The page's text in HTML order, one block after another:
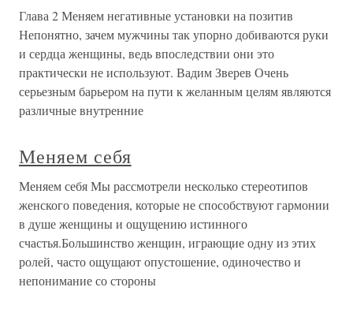
Глава 2 Меняем негативные установки на позитив
Непонятно, зачем мужчины так упорно добиваются руки
и сердца женщины, ведь впоследствии они это
практически не используют. Вадим Зверев Очень
серьезным барьером на пути к желанным целям являются
различные внутренние
Меняем себя
Меняем себя Мы рассмотрели несколько стереотипов
женского поведения, которые не способствуют гармонии
в душе женщины и ощущению истинного
счастья.Большинство женщин, играющие одну из этих
ролей, часто ощущают опустошение, одиночество и
непонимание со стороны